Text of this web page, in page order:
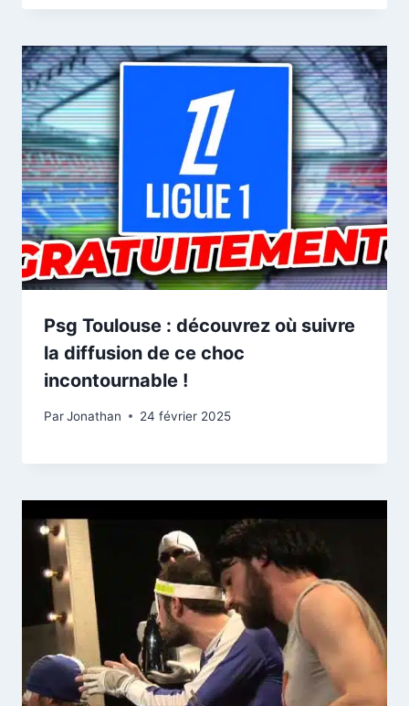
Psg Toulouse : découvrez où suivre
la diffusion de ce choc
incontournable !
ParJonathan 24 février 2025